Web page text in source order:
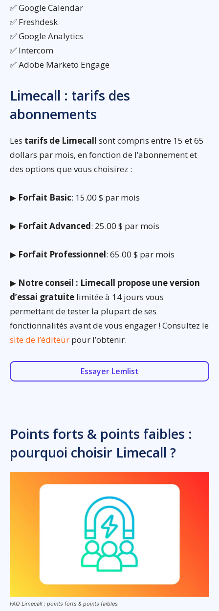
✅ Google Calendar
✅ Freshdesk
✅ Google Analytics
✅ Intercom
✅ Adobe Marketo Engage
Limecall : tarifs des
abonnements
Les tarifs de Limecall sont compris entre 15 et 65
dollars par mois, en fonction de l’abonnement et
des options que vous choisirez :
▶ Forfait Basic: 15.00 $ par mois
▶ Forfait Advanced: 25.00 $ par mois
▶ Forfait Professionnel: 65.00 $ par mois
▶ Notre conseil : Limecall propose une version
d’essai gratuite limitée à 14 jours vous
permettant de tester la plupart de ses
fonctionnalités avant de vous engager ! Consultez le
site de l’éditeur pour l’obtenir.
Essayer Lemlist
Points forts & points faibles :
pourquoi choisir Limecall ?
FAQ Limecall : points forts & points faibles